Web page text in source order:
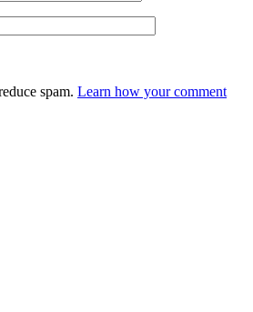
spam. Learn how your comment